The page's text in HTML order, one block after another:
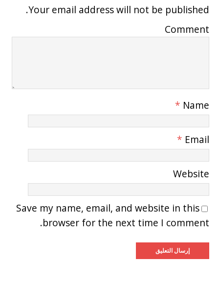
Your email address will not be published.
Comment
Name
*
Email
*
Website
Save my name, email, and website in this
browser for the next time I comment.